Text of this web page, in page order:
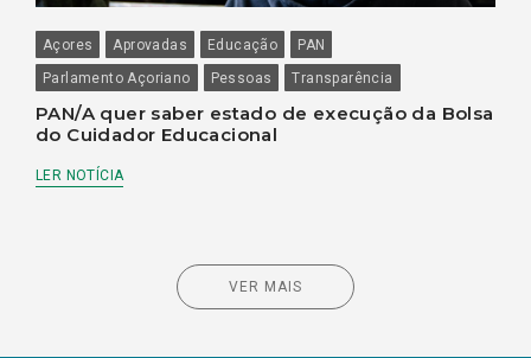
Açores Aprovadas Educação
PAN
Parlamento Açoriano
Pessoas Transparência
PAN/A quer saber estado de execução da Bolsa
do Cuidador Educacional
LER NOTÍCIA
VER MAIS